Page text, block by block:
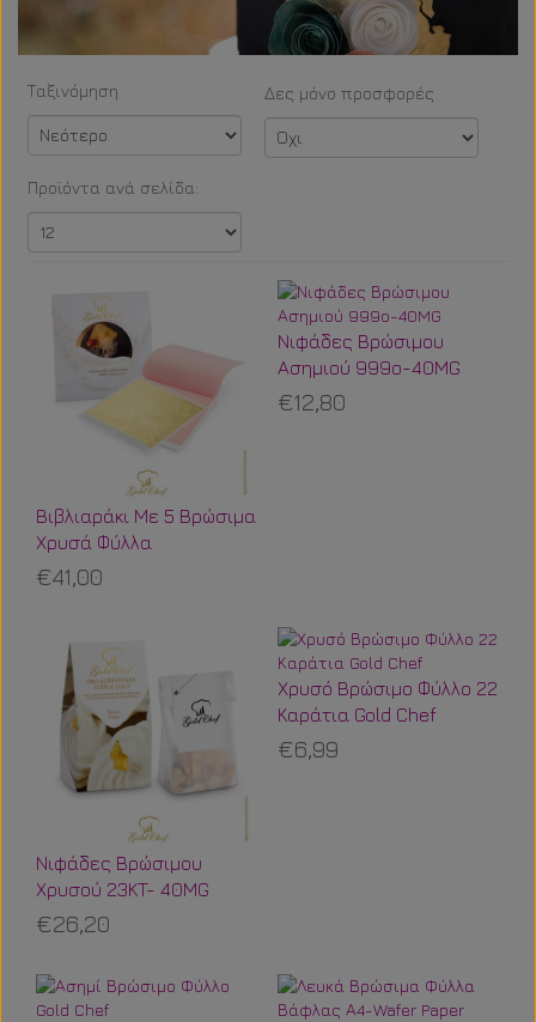
Δες μόνο προσφορές
Βιβλιαράκι Με 5 Βρώσιμα
Χρυσά Φύλλα
€41,00
Νιφάδες Βρώσιμου
Ασημιού 999o-40MG
€12,80
Νιφάδες Βρώσιμου
Χρυσού 23KT- 40MG
€26,20
Χρυσό Βρώσιμο Φύλλο 22
Καράτια Gold Chef
€6,99